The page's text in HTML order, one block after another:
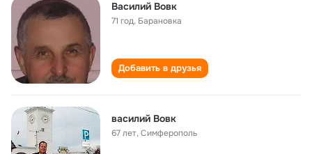
Василий Вовк
71 год, Барановка
Добавить в друзья
василий Вовк
67 лет,Симферополь